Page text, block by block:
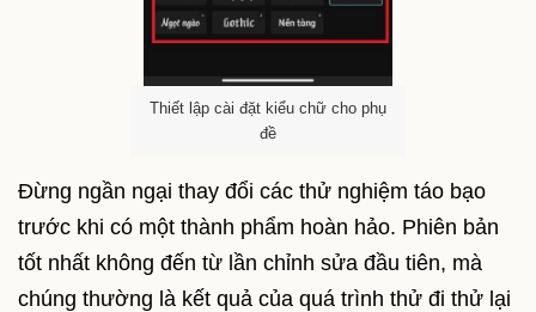
Thiết lập cài đặt kiểu chữ cho phụ
đề
Đừng ngần ngại thay đổi các thử nghiệm táo bạo
trước khi có một thành phẩm hoàn hảo. Phiên bản
tốt nhất không đến từ lần chỉnh sửa đầu tiên, mà
chúng thường là kết quả của quá trình thử đi thử lại